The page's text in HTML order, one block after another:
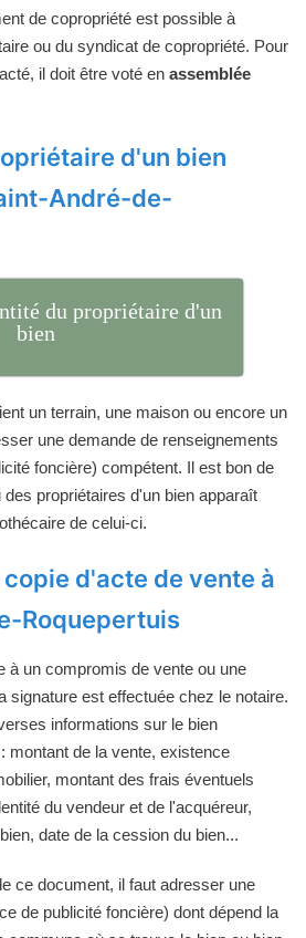
de copropriété est possible à
ou du syndicat de copropriété. Pour
il doit être voté en assemblée
d'un bien
André-de-
du propriétaire d'un
bien
un terrain, une maison ou encore un
une demande de renseignements
foncière) compétent. Il est bon de
des propriétaires d'un bien apparaît
de celui-ci.
d'acte de vente à
Roquepertuis
à un compromis de vente ou une
signature est effectuée chez le notaire.
informations sur le bien
montant de la vente, existence
montant des frais éventuels
du vendeur et de l'acquéreur,
date de la cession du bien...
ce document, il faut adresser une
de publicité foncière) dont dépend la